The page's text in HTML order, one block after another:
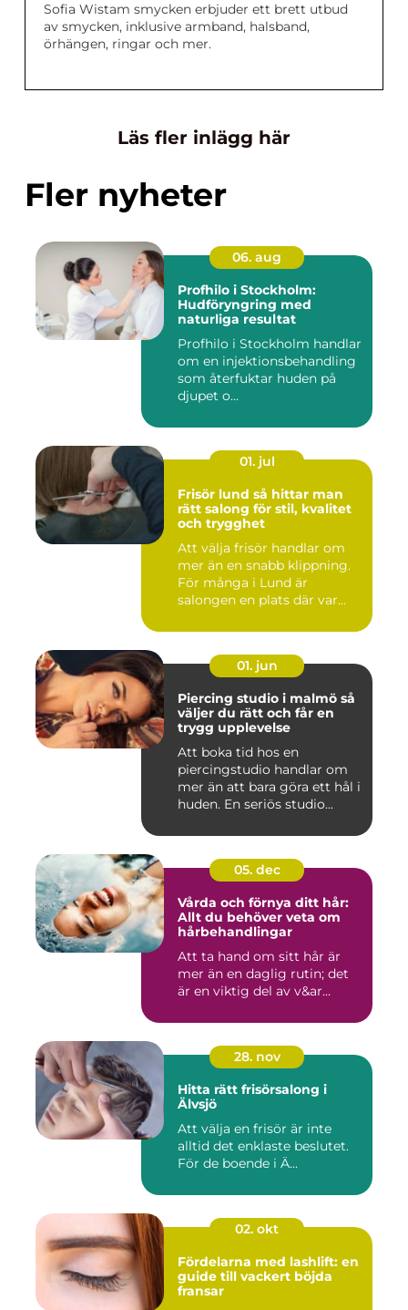
Sofia Wistam smycken erbjuder ett brett utbud
av smycken, inklusive armband, halsband,
örhängen, ringar och mer.
Läs fler inlägg här
Fler nyheter
06. aug
Profhilo i Stockholm:
Hudföryngring med
naturliga resultat
Profhilo i Stockholm handlar
om en injektionsbehandling
som återfuktar huden på
djupet o...
01. jul
Frisör lund så hittar man
rätt salong för stil, kvalitet
och trygghet
Att välja frisör handlar om
mer än en snabb klippning.
För många i Lund är
salongen en plats där var...
01. jun
Piercing studio i malmö så
väljer du rätt och får en
trygg upplevelse
Att boka tid hos en
piercingstudio handlar om
mer än att bara göra ett hål i
huden. En seriös studio...
05. dec
Vårda och förnya ditt hår:
Allt du behöver veta om
hårbehandlingar
Att ta hand om sitt hår är
mer än en daglig rutin; det
är en viktig del av v&ar...
28. nov
Hitta rätt frisörsalong i
Älvsjö
Att välja en frisör är inte
alltid det enklaste beslutet.
För de boende i Ä...
02. okt
Fördelarna med lashlift: en
guide till vackert böjda
fransar